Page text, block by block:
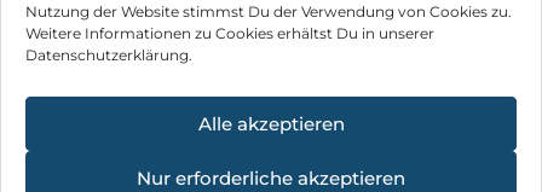
Nutzung der Website stimmst Du der Verwendung von Cookies zu.
Weitere Informationen zu Cookies erhältst Du in unserer
Datenschutzerklärung.
Alle akzeptieren
Nur erforderliche akzeptieren
Impressum